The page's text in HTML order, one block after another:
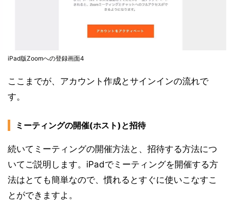
iPad版Zoomへの登録画面4
ここまでが、アカウント作成とサインインの流れで
す。
ミーティングの開催(ホスト)と招待
続いてミーティングの開催方法と、招待する方法につ
いてご説明します。iPadでミーティングを開催する方
法はとても簡単なので、慣れるとすぐに使いこなすこ
とができますよ。